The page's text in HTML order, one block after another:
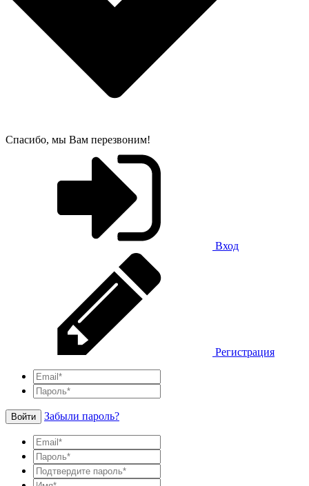
Спасибо, мы Вам перезвоним!
Вход
Регистрация
Войти Забыли пароль?